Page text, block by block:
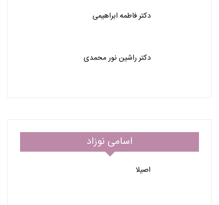
دکتر فاطمه ابراهیمی
دکتر راشین نور محمدی
اسامی نوزاد
اصیلا